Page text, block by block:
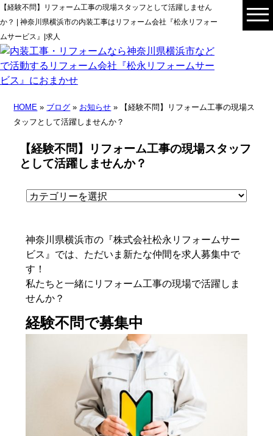
【経験不問】リフォーム工事の現場スタッフとして活躍しません
か？ | 神奈川県横浜市の内装工事はリフォーム会社『松永リフォー
ムサービス』|求人
HOME » ブログ » お知らせ » 【経験不問】リフォーム工事の現場ス
タッフとして活躍しませんか？
【経験不問】リフォーム工事の現場スタッフ
として活躍しませんか？
神奈川県横浜市の『株式会社松永リフォームサー
ビス』では、ただいま新たな仲間を求人募集中で
す！
私たちと一緒にリフォーム工事の現場で活躍しま
せんか？
経験不問で募集中